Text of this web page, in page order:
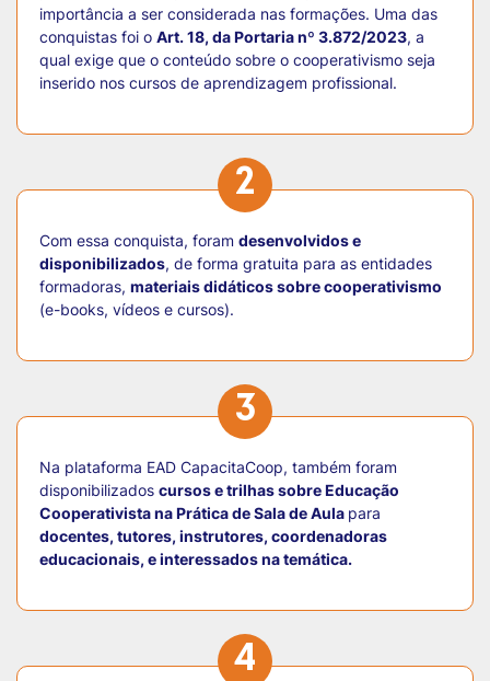
importância a ser considerada nas formações. Uma das
conquistas foi o Art. 18, da Portaria nº 3.872/2023, a
qual exige que o conteúdo sobre o cooperativismo seja
inserido nos cursos de aprendizagem profissional.
2
Com essa conquista, foram desenvolvidos e
disponibilizados, de forma gratuita para as entidades
formadoras, materiais didáticos sobre cooperativismo
(e-books, vídeos e cursos).
3
Na plataforma EAD CapacitaCoop, também foram
disponibilizados cursos e trilhas sobre Educação
Cooperativista na Prática de Sala de Aula para
docentes, tutores, instrutores, coordenadoras
educacionais, e interessados na temática.
4